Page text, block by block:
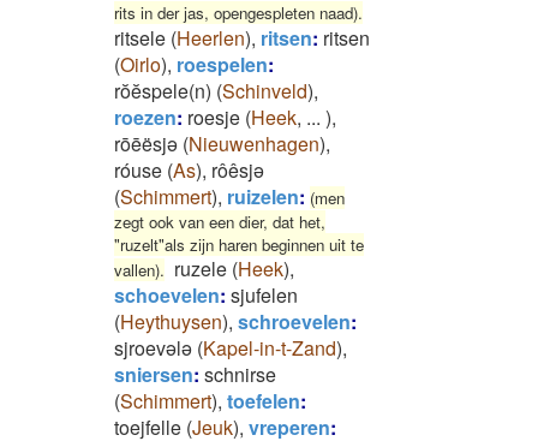
rits in der jas, opengespleten naad).
ritsele (Heerlen), ritsen: ritsen
(Oirlo), roespelen:
rŏĕspele(n) (Schinveld),
roezen: roesje (Heek, ... ),
rōēësjə (Nieuwenhagen),
róuse (As), rôêsjə
(Schimmert), ruizelen: (men
zegt ook van een dier, dat het,
"ruzelt"als zijn haren beginnen uit te
vallen). ruzele (Heek),
schoevelen: sjufelen
(Heythuysen), schroevelen:
sjroevələ (Kapel-in-t-Zand),
sniersen: schnirse
(Schimmert), toefelen:
toejfelle (Jeuk), vreperen: